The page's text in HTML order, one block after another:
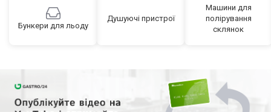
Бункери для льоду
Душуючі пристрої
Машини для
полірування
склянок